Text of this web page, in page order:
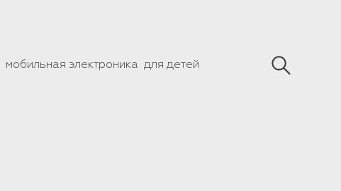
мобильная электроника для детей